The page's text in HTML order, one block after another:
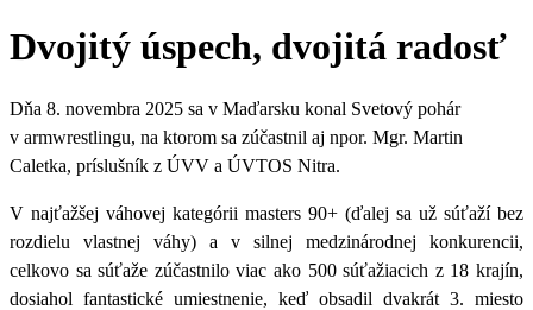
Dvojitý úspech, dvojitá radosť
Dňa 8. novembra 2025 sa v Maďarsku konal Svetový pohár
v armwrestlingu, na ktorom sa zúčastnil aj npor. Mgr. Martin
Caletka, príslušník z ÚVV a ÚVTOS Nitra.
V najťažšej váhovej kategórii masters 90+ (ďalej sa už súťaží bez
rozdielu vlastnej váhy) a v silnej medzinárodnej konkurencii,
celkovo sasúťaže zúčastnilo viac ako 500 súťažiacich z 18 krajín,
dosiahol fantastické umiestnenie, keď obsadil dvakrát 3. miesto